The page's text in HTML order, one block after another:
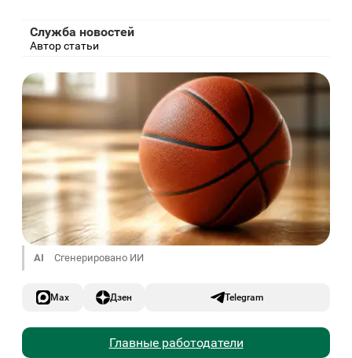
Служба новостей
Автор статьи
AI Сгенерировано ИИ
Max Дзен Telegram
Главные работодатели